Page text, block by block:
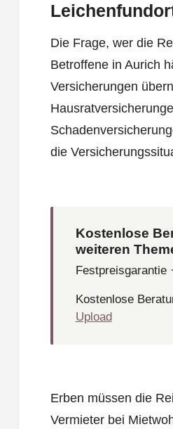
Die Frage, wer die
Betroffene in Aurich
Versicherungen
die
Kostenlose
weiteren
Festpreisgarantie
Kostenlose
Upload
Erben müssen die
Vermieter bei